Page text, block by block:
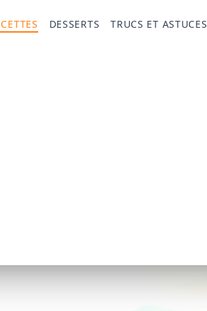
DESSERTS TRUCS ET ASTUCES